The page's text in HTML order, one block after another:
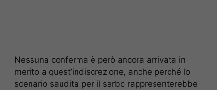
Nessuna conferma è però ancora arrivata in
merito a quest’indiscrezione, anche perché lo
scenario saudita per il serbo rappresenterebbe